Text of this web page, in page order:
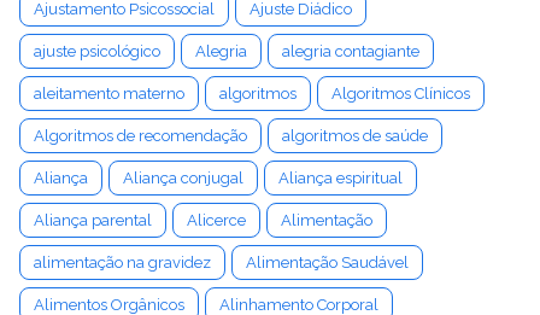
Ajustamento Psicossocial Ajuste Diádico
ajuste psicológico Alegria alegria contagiante
aleitamento materno algoritmos Algoritmos Clínicos
Algoritmos de recomendação algoritmos de saúde
Aliança Aliança conjugal Aliança espiritual
Aliança parental Alicerce Alimentação
alimentação na gravidez Alimentação Saudável
Alimentos Orgânicos Alinhamento Corporal